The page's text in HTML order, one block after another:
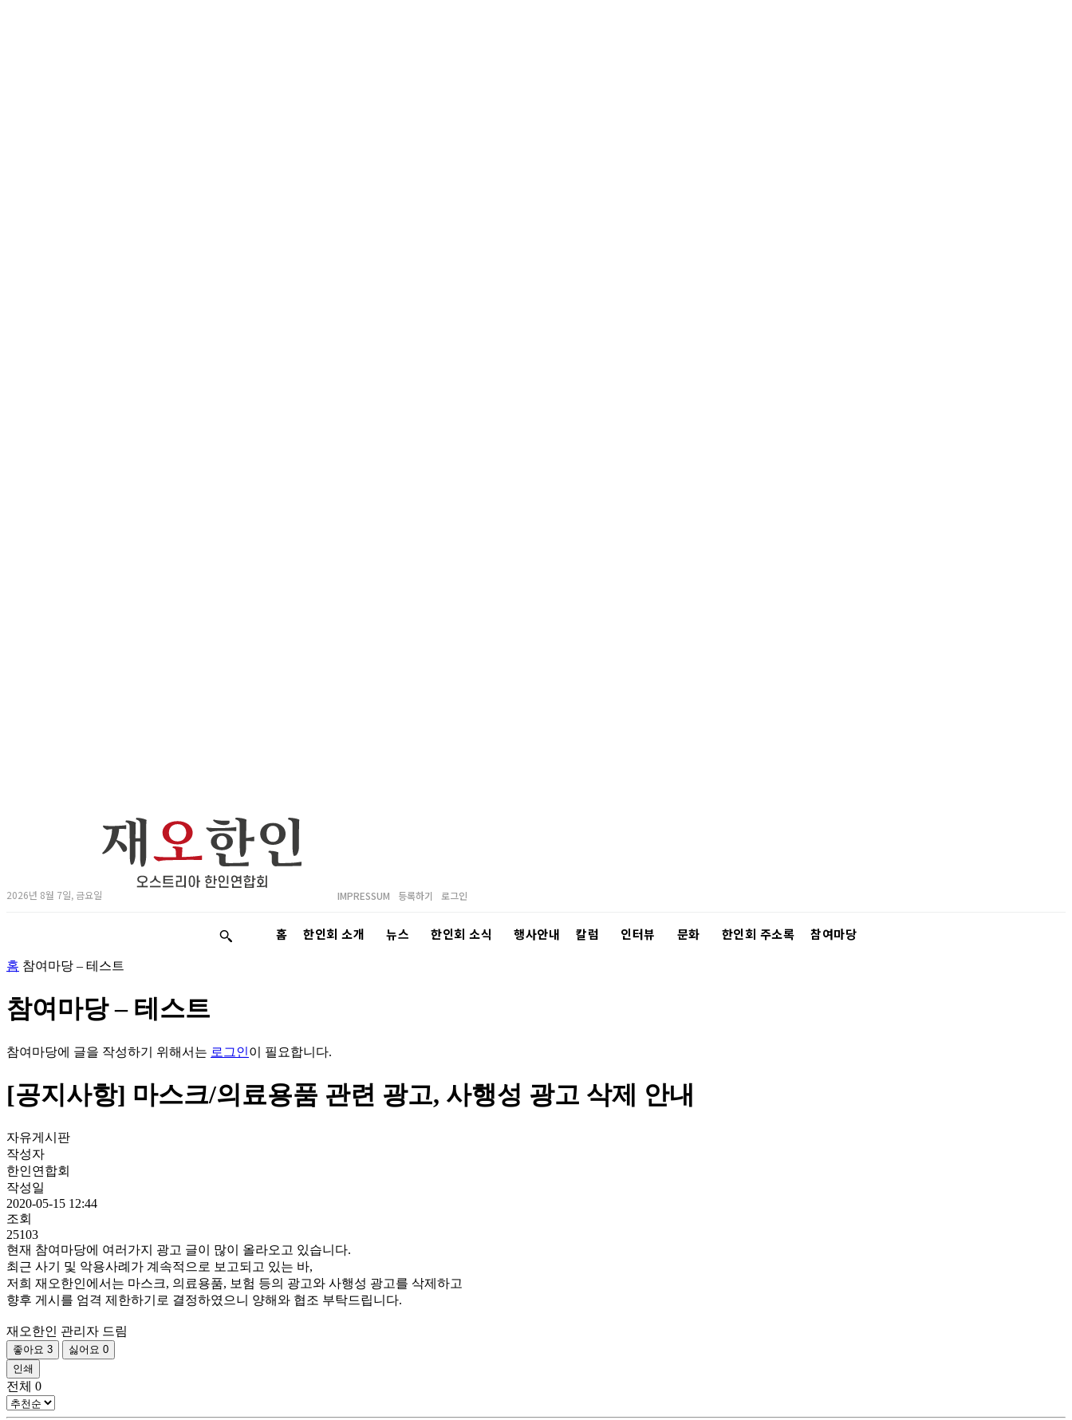
2026년 8월 7일, 금요일 IMPRESSUM 등록하기 로그인
홈 한인회 소개 뉴스 한인회 소식 행사안내 칼럼 인터뷰 문화 한인회 주소록 참여마당
홈 참여마당 – 테스트
참여마당 – 테스트
참여마당에 글을 작성하기 위해서는 로그인이 필요합니다.
[공지사항] 마스크/의료용품 관련 광고, 사행성 광고 삭제 안내
자유게시판
작성자
한인연합회
작성일
2020-05-15 12:44
조회
25103
현재 참여마당에 여러가지 광고 글이 많이 올라오고 있습니다.
최근 사기 및 악용사례가 계속적으로 보고되고 있는 바,
저희 재오한인에서는 마스크, 의료용품, 보험 등의 광고와 사행성 광고를 삭제하고
향후 게시를 엄격 제한하기로 결정하였으니 양해와 협조 부탁드립니다.
재오한인 관리자 드림
좋아요 3 싫어요 0
인쇄
전체 0